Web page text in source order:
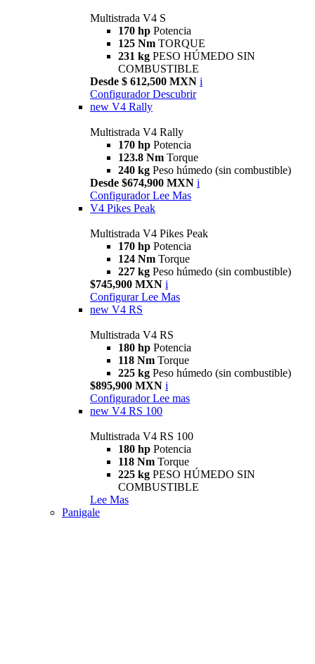
Multistrada V4 S
170 hp Potencia
125 Nm TORQUE
231 kg PESO HÚMEDO SIN
COMBUSTIBLE
Desde $ 612,500 MXN i
Configurador Descubrir
new V4 Rally
Multistrada V4 Rally
170 hp Potencia
123.8 Nm Torque
240 kg Peso húmedo (sin combustible)
Desde $674,900 MXN i
Configurador Lee Mas
V4 Pikes Peak
Multistrada V4 Pikes Peak
170 hp Potencia
124 Nm Torque
227 kg Peso húmedo (sin combustible)
$745,900 MXN i
Configurar Lee Mas
new V4 RS
Multistrada V4 RS
180 hp Potencia
118 Nm Torque
225 kg Peso húmedo (sin combustible)
$895,900 MXN i
Configurador Lee mas
new V4 RS 100
Multistrada V4 RS 100
180 hp Potencia
118 Nm Torque
225 kg PESO HÚMEDO SIN
COMBUSTIBLE
Lee Mas
Panigale